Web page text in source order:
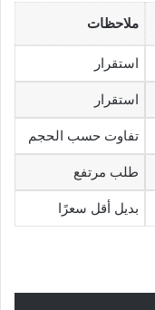
ملاحظات
استقرار
استقرار
تفاوت حسب الحجم
طلب مرتفع
بديل أقل سعرًا